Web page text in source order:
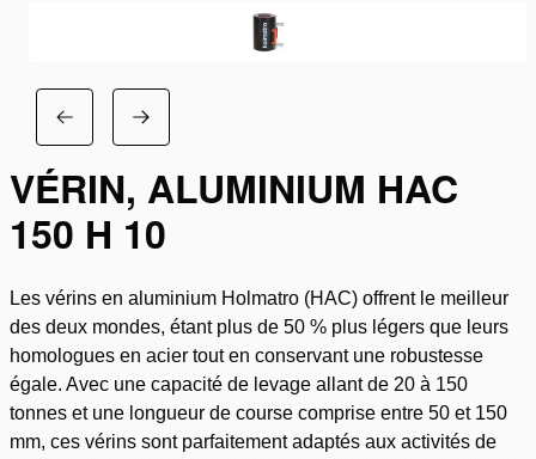
VÉRIN, ALUMINIUM HAC
150 H 10
Les vérins en aluminium Holmatro (HAC) offrent le meilleur
des deux mondes, étant plus de 50 % plus légers que leurs
homologues en acier tout en conservant une robustesse
égale. Avec une capacité de levage allant de 20 à 150
tonnes et une longueur de course comprise entre 50 et 150
mm, ces vérins sont parfaitement adaptés aux activités de